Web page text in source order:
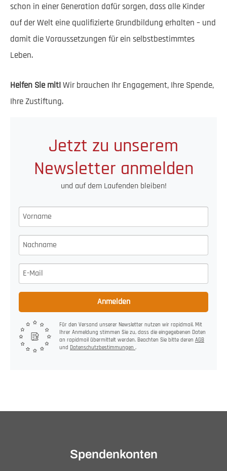
schon in einer Generation dafür sorgen, dass alle Kinder
auf der Welt eine qualifizierte Grundbildung erhalten – und
damit die Voraussetzungen für ein selbstbestimmtes
Leben.
Helfen Sie mit!Wir brauchen Ihr Engagement, Ihre Spende,
Ihre Zustiftung.
Jetzt zu unserem
Newsletter anmelden
und auf dem Laufenden bleiben!
Anmelden
Für den Versand unserer Newsletter nutzen wir rapidmail. Mit
Ihrer Anmeldung stimmen Sie zu, dass die eingegebenen Daten
an rapidmail übermittelt werden. Beachten Sie bitte deren AGB
und Datenschutzbestimmungen .
Spendenkonten